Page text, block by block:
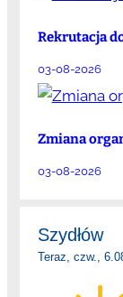
Rekrutacja
03-08-2026
Zmiana
03-08-2026